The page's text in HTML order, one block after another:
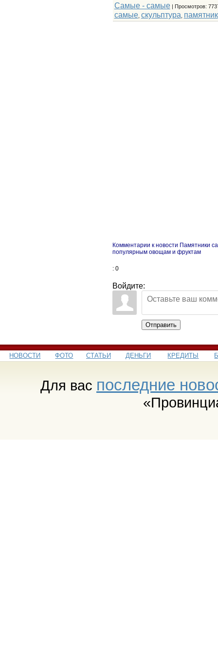
Самые - самые| Просмотров:
самые, скульптура памятник
Комментарии к новости Памятники
популярным овощам и фруктам
: 0
Войдите:
Отправить
НОВОСТИ ФОТО СТАТЬИ ДЕНЬГИ КРЕДИТЫ
Для вас последние